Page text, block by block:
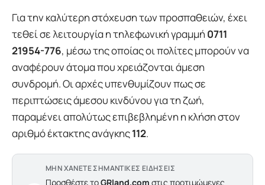
Για την καλύτερη στόχευση των προσπαθειών, έχει
τεθεί σε λειτουργία η τηλεφωνική γραμμή 0711
21954-776, μέσω της οποίας οι πολίτες μπορούν να
αναφέρουν άτομα που χρειάζονται άμεση
συνδρομή. Οι αρχές υπενθυμίζουν πως σε
περιπτώσεις άμεσου κινδύνου για τη ζωή,
παραμένει απολύτως επιβεβλημένη η κλήση στον
αριθμό έκτακτης ανάγκης112.
ΜΗΝ ΧΑΝΕΤΕ ΣΗΜΑΝΤΙΚΕΣ ΕΙΔΗΣΕΙΣ
Προσθέστε τοGRland.com στις προτιμώμενες